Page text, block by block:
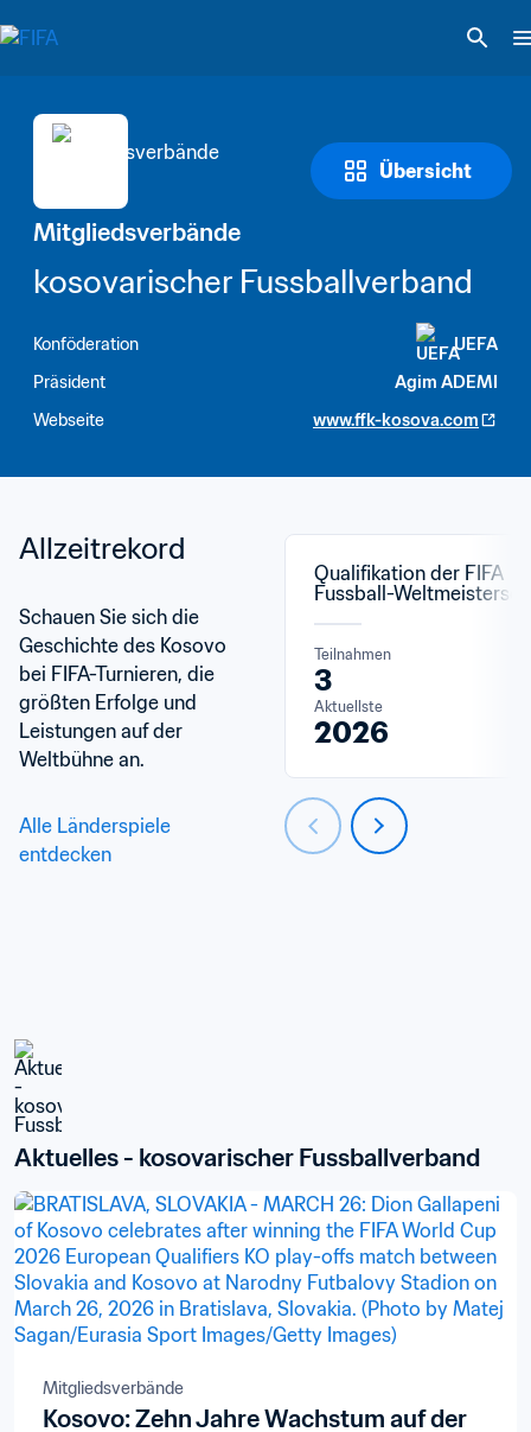
Übersicht
Mitgliedsverbände
kosovarischer Fussballverband
Konföderation
UEFA
Präsident
Agim ADEMI
Webseite
www.ffk-kosova.com
Allzeitrekord
Schauen Sie sich die
Geschichte des Kosovo
bei FIFA-Turnieren, die
größten Erfolge und
Leistungen auf der
Weltbühne an.
Alle Länderspiele
entdecken
Qualifikation der FIFA
Fussball-
Teilnahmen
3
Aktuellste
2026
Aktuelles - kosovarischer Fussballverband
Mitgliedsverbände
Kosovo: Zehn Jahre Wachstum auf der